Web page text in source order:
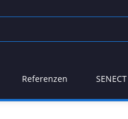
Referenzen